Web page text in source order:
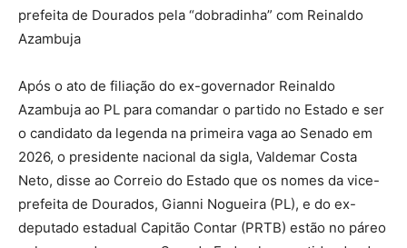
prefeita de Dourados pela “dobradinha” com Reinaldo
Azambuja
Após o ato de filiação do ex-governador Reinaldo
Azambuja ao PL para comandar o partido no Estado e ser
o candidato da legenda na primeira vaga ao Senado em
2026, o presidente nacional da sigla, Valdemar Costa
Neto, disse ao Correio do Estado que os nomes da vice-
prefeita de Dourados, Gianni Nogueira (PL), e do ex-
deputado estadual Capitão Contar (PRTB) estão no páreo